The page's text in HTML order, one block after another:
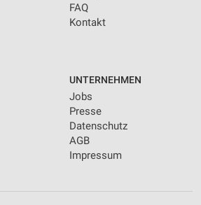
FAQ
Kontakt
UNTERNEHMEN
Jobs
Presse
Datenschutz
AGB
Impressum